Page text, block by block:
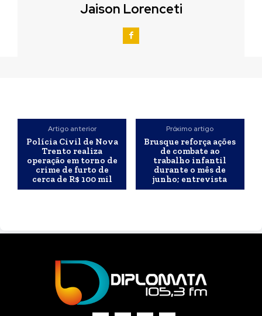
Jaison Lorenceti
Artigo anterior
Polícia Civil de Nova
Trento realiza
operação em torno de
crime de furto de
cerca de R$ 100 mil
Próximo artigo
Brusque reforça ações
de combate ao
trabalho infantil
durante o mês de
junho; entrevista